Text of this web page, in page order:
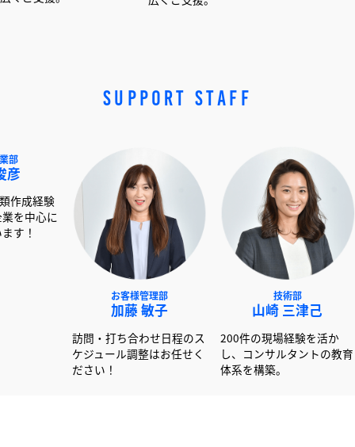
SUPPORT STAFF
山崎
200件の現場
し、コンサル
訪問・打ち合わせ日程のス
ケジュール調整はお任せく
社以上の書類作成経験
かし大手企業を中心に
ートしています！